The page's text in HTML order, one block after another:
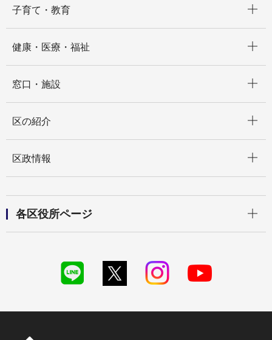
子育て・教育
健康・医療・福祉
窓口・施設
区の紹介
区政情報
各区役所ページ